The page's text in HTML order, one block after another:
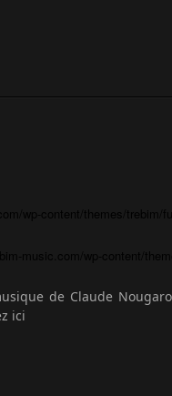
wp-content/themes/trebim/
music.com/wp-content/
de Claude
ici